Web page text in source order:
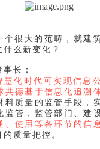
个很大的范畴，就建
么新变化？
长：
慧化时代可实现信息
共德基于信息化追溯
料质量的监管手段，
监管，监管部门、建
、使用等各环节的信
质量把控。